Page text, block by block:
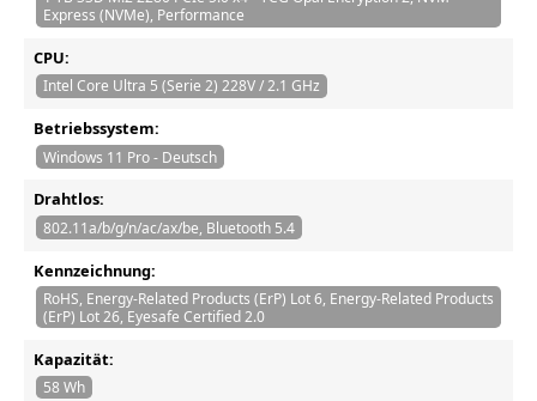
Express (NVMe), Performance
CPU:
Intel Core Ultra 5 (Serie 2) 228V / 2.1 GHz
Betriebssystem:
Windows 11 Pro - Deutsch
Drahtlos:
802.11a/b/g/n/ac/ax/be, Bluetooth 5.4
Kennzeichnung:
RoHS, Energy-Related Products (ErP) Lot 6, Energy-Related Products
(ErP) Lot 26, Eyesafe Certified 2.0
Kapazität:
58 Wh